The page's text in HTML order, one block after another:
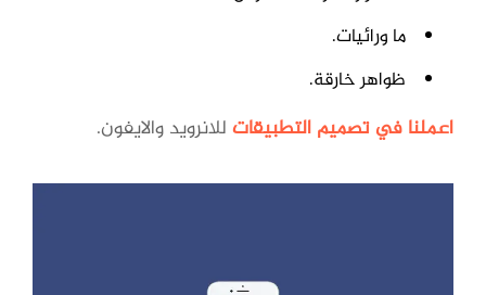
ما ورائيات.
ظواهر خارقة.
اعملنا في تصميم التطبيقات للانرويد والايفون.